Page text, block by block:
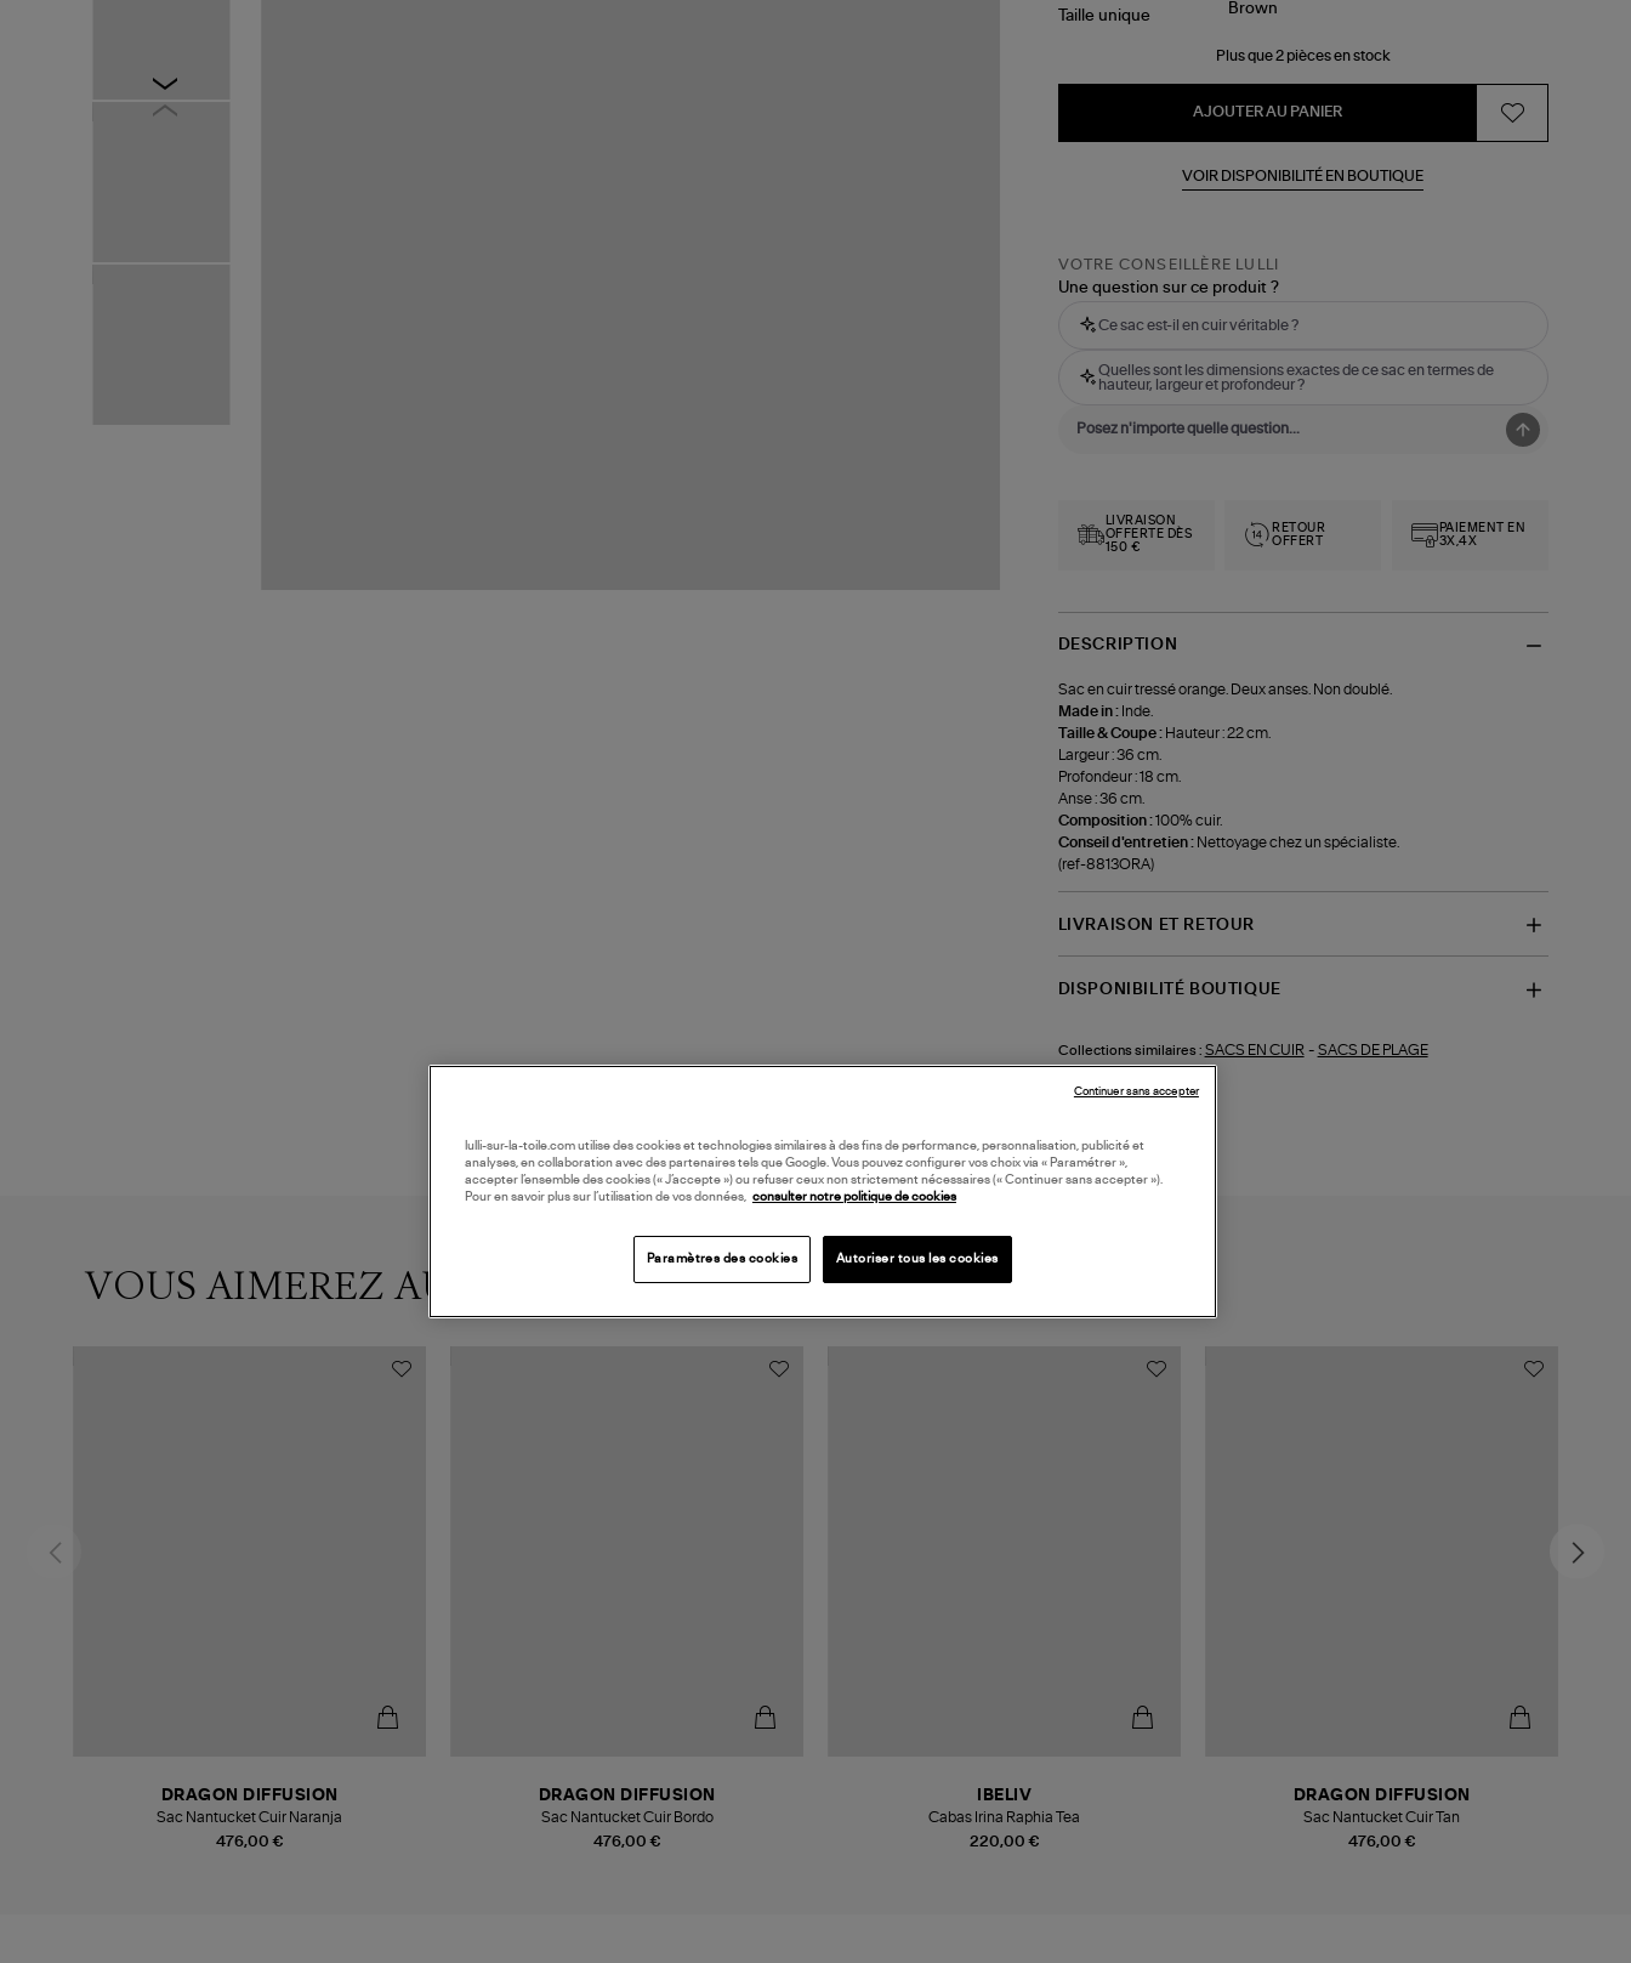
Taille unique
Plus que 2 pièces en stock
AJOUTER AU PANIER
VOIR DISPONIBILITÉ EN BOUTIQUE
VOTRE CONSEILLÈRE LULLI
Une question sur ce produit ?
Ce sac est-il en cuir véritable ?
Quelles sont les dimensions exactes de ce sac en termes de
hauteur, largeur et profondeur ?
LIVRAISON
OFFERTE DÈS
150 €
RETOUR
OFFERT
PAIEMENT EN
3X,4X
DESCRIPTION
Sac en cuir tressé orange. Deux anses. Non doublé.
Made in : Inde.
Taille & Coupe : Hauteur : 22 cm.
Largeur : 36 cm.
Profondeur : 18 cm.
Anse : 36 cm.
Composition :100% cuir.
Conseil d'entretien : Nettoyage chez un spécialiste.
(ref-8813ORA)
LIVRAISON ET RETOUR
DISPONIBILITÉ BOUTIQUE
Collections similaires : SACS EN CUIR - SACS DE PLAGE
VOUS AIMEREZ AUSSI
476,00 €
DRAGON DIFFUSION
Sac Nantucket Cuir Naranja
476,00 €
DRAGON DIFFUSION
Sac Nantucket Cuir Bordo
220,00 €
IBELIV
Cabas Irina Raphia Tea
476,00 €
DRAGON DIFFUSION
Sac Nantucket Cuir Tan
lulli-sur-la-toile.com utilise des cookies et technologies similaires à des fins de performance, personnalisation, publicité et
analyses, en collaboration avec des partenaires tels que Google. Vous pouvez configurer vos choix via « Paramétrer »,
accepter l’ensemble des cookies (« J’accepte ») ou refuser ceux non strictement nécessaires (« Continuer sans accepter »).
Pour en savoir plus sur l’utilisation de vos données, consulter notre politique de cookies
Paramètres des cookies Autoriser tous les cookies
Continuer sans accepter